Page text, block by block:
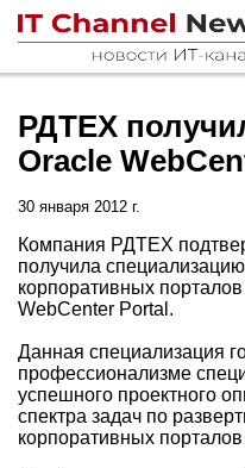
РДТЕХ
Oracle
30 января 2012 г.
Компания РДТЕХ
получила
корпоративных
WebCenter Portal.
Данная специализация
профессионализме
успешного проектного
спектра задач по
корпоративных